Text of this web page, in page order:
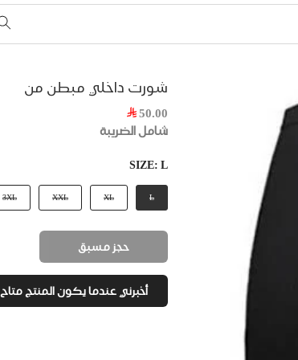
شورت داخلي مبطن من
50.00
شامل الضريبة
SIZE: L
L
XL
XXL
3XL
حجز مسبق
أخبرني عندما يكون المنتج متاح